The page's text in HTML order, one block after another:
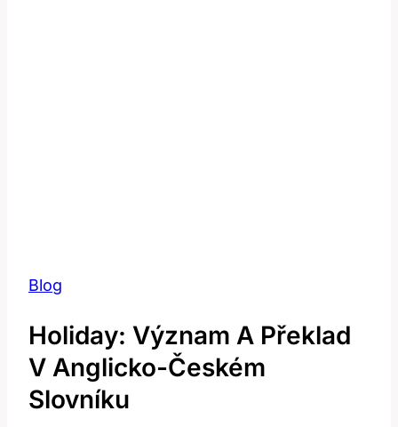
Blog
Holiday: Význam A Překlad
V Anglicko-Českém
Slovníku